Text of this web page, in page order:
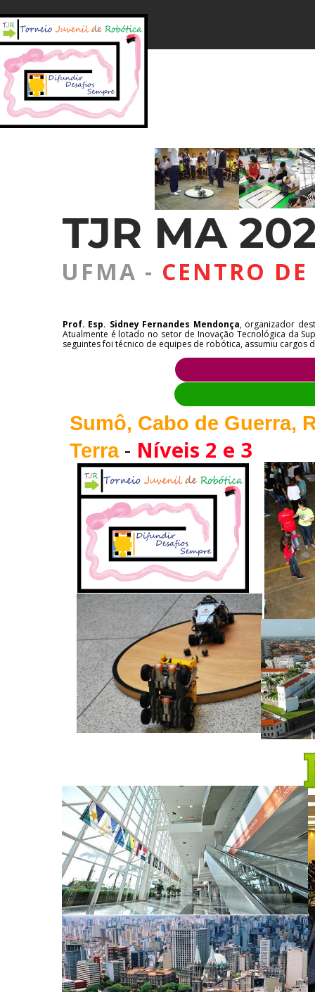
TJR MA
UFMA - CENTRO
Prof. Esp. Sidney Fernandes Mendonça, organizador
Atualmente é lotado no setor de Inovação Tecnológica da
seguintes foi técnico de equipes de robótica, assumiu
Sumô, Cabo de Guerra,
Terra- Níveis 2 e 3